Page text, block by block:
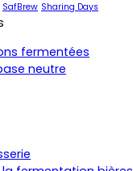
SafBrew Sharing Days
fermentées
neutre